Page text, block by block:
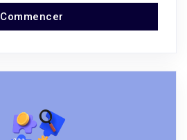
Commencer